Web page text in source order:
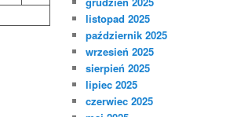
listopad 2025
październik 2025
wrzesień 2025
sierpień 2025
lipiec 2025
czerwiec 2025